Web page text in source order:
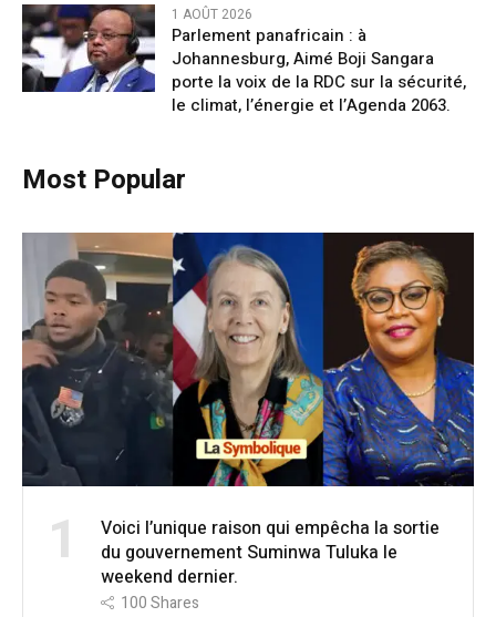
1 AOÛT 2026
Parlement panafricain : à
Johannesburg, Aimé Boji Sangara
porte la voix de la RDC sur la sécurité,
le climat, l’énergie et l’Agenda 2063.
Most Popular
1
Voici l’unique raison qui empêcha la sortie
du gouvernement Suminwa Tuluka le
weekend dernier.
100Shares